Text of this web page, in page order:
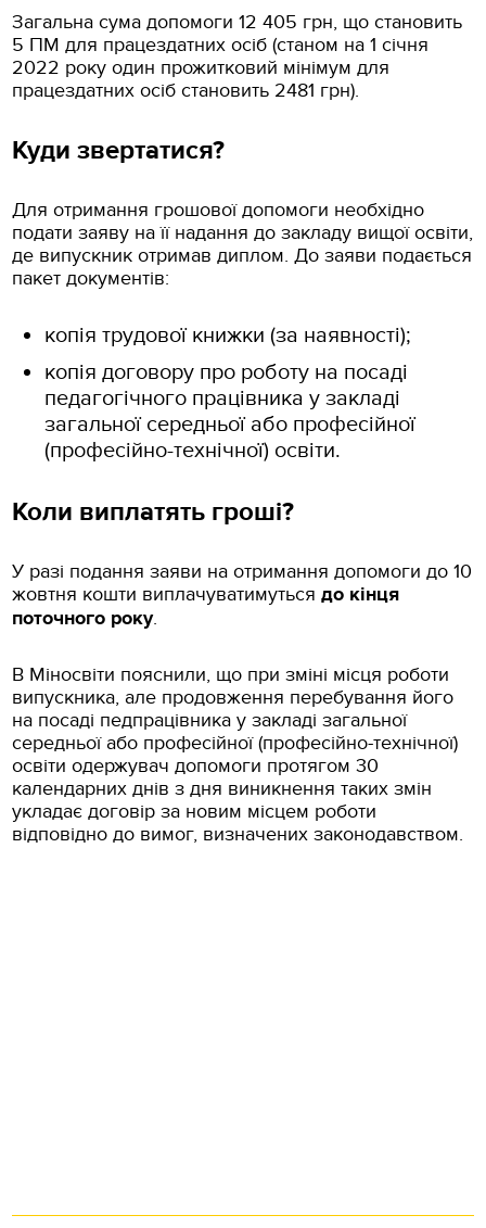
Загальна сума допомоги 12 405 грн, що становить
5 ПМ для працездатних осіб (станом на 1 січня
2022 року один прожитковий мінімум для
працездатних осіб становить 2481 грн).
Куди звертатися?
Для отримання грошової допомоги необхідно
подати заяву на її надання до закладу вищої освіти,
де випускник отримав диплом. До заяви подається
пакет документів:
копія трудової книжки (за наявності);
копія договору про роботу на посаді
педагогічного працівника у закладі
загальної середньої або професійної
(професійно-технічної) освіти.
Коли виплатять гроші?
У разі подання заяви на отримання допомоги до 10
жовтня кошти виплачуватимутьсядо кінця
поточного року.
В Міносвіти пояснили, що при зміні місця роботи
випускника, але продовження перебування його
на посаді педпрацівника у закладі загальної
середньої або професійної (професійно-технічної)
освіти одержувач допомоги протягом 30
календарних днів з дня виникнення таких змін
укладає договір за новим місцем роботи
відповідно до вимог, визначених законодавством.